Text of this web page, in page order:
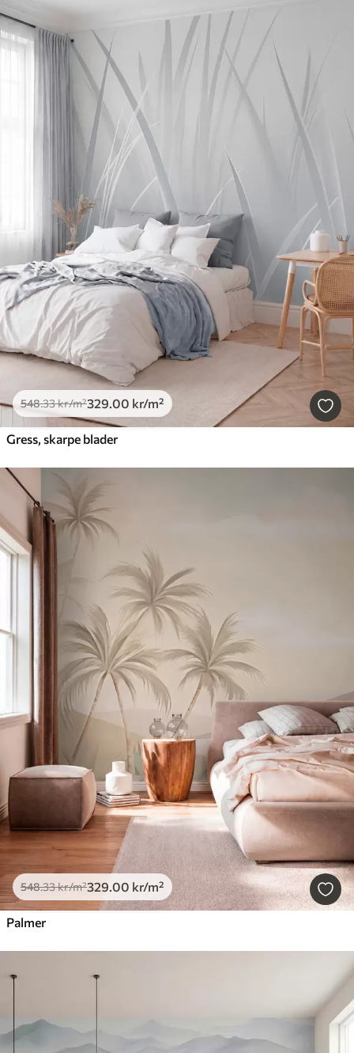
548.33kr/m²329.00 kr/m²
Gress, skarpe blader
548.33kr/m²329.00 kr/m²
Palmer